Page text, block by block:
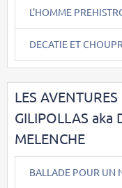
L'HOMME
DECATIE ET
LES
GILIPOLLAS aka
MELENCHE
BALLADE POUR UN